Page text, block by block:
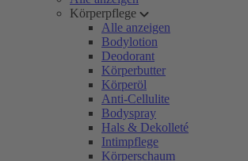
Körperpflege
Alle anzeigen
Bodylotion
Deodorant
Körperbutter
Körperöl
Anti-Cellulite
Bodyspray
Hals & Dekolleté
Intimpflege
Körperschaum